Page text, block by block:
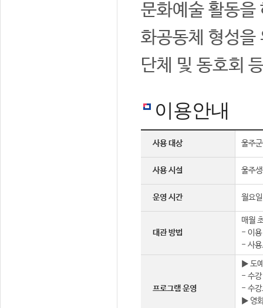
문화예술 활동을
화공동체 형성을
단체 및 동호회
이용안내
사용 대상 울주
사용 시설 울주
운영 시간 월요
대관 방법
매월
- 이용
- 사용
프로그램 운영
▶ 도
- 수강
- 수강
▶ 영